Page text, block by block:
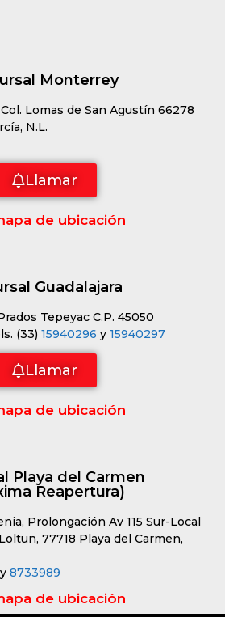
Monterrey
Lomas de San Agustín 66278
N.L.
Llamar
de ubicación
Guadalajara
Tepeyac C.P. 45050
(33) 15940296 y 15940297
Llamar
de ubicación
Playa del Carmen
Reapertura)
Prolongación Av 115 Sur-Local
77718 Playa del Carmen,
y 8733989
de ubicación